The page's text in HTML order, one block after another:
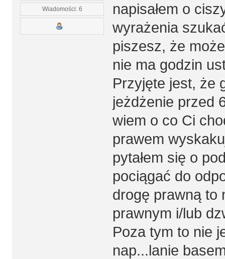
Wiadomości: 6
napisałem o
wyrażenia
piszesz, że
nie ma godzin
Przyjęte jest, że
jeżdżenie przed
wiem o co Ci
prawem
pytałem się o
pociągać do
drogę prawną to
prawnym i/lub
Poza tym to nie
nap...lanie